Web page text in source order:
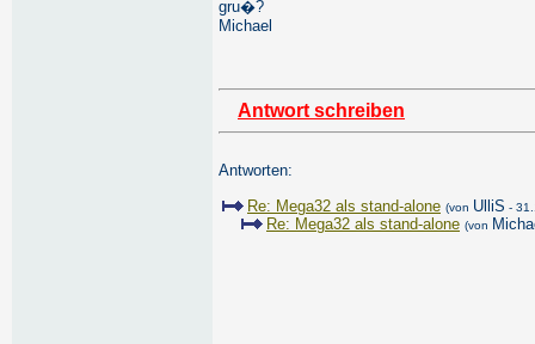
gru�?
Michael
Antwort schreiben
Antworten:
Re: Mega32 als stand-alone (von UlliS -
Re: Mega32 als stand-alone (von